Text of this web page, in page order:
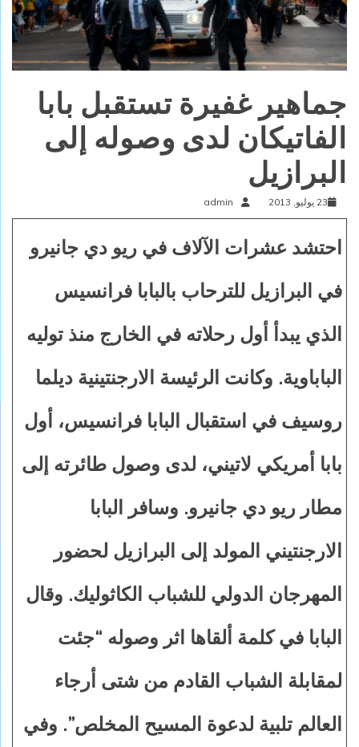
جماهير غفيرة تستقبل بابا
الفاتيكان لدى وصوله إلى
البرازيل
23 يوليو, 2013 admin
احتشد عشرات الآلاف في ريو دي جانيرو
في البرازيل للترحاب بالبابا فرانسيس
الذي يبدأ أول رحلاته في الخارج منذ توليه
الباباوية. وكانت الرئيسة الارجنتينية ديلما
روسيف في استقبال البابا فرانسيس، أول
بابا أمريكي لاتيني، لدى وصول طائرته إلى
مطار ريو دي جانيرو. وسافر البابا
الارجنتيني المولد إلى البرازيل لحضور
المهرجان الدولي للشباب الكاثوليك. وقال
البابا في كلمة ألقاها اثر وصوله “جئت
لمقابلة الشباب القادم من شتى أرجاء
العالم تلبية لدعوة المسيح المخلص”. وفي